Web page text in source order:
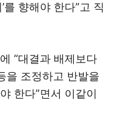
를 향해야 한다”고 직
“대결과 배제보다
을 조정하고 반발을
한다”면서 이같이